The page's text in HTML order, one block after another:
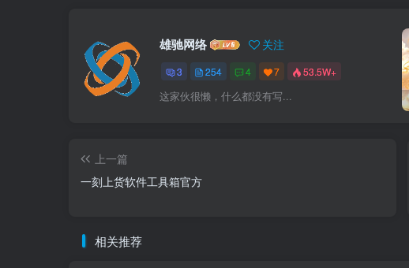
雄驰网络 关注
3 254 4 7 53.5W+
这家伙很懒，什么都没有写...
上一篇
一刻上货软件工具箱官方
相关推荐